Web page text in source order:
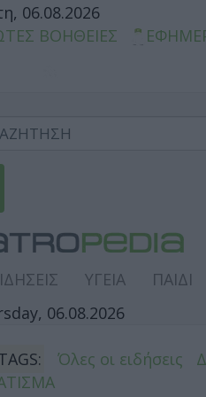
06.08.2026
ΒΟΗΘΕΙΕΣ
ΥΓΕΙΑ
ΠΑΙΔΙ
06.08.2026
Όλες οι ειδήσεις